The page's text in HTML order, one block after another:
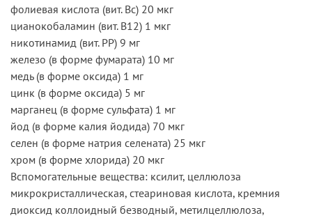
фолиевая кислота (вит. Bc) 20 мкг
цианокобаламин (вит. B12) 1 мкг
никотинамид (вит. PP) 9 мг
железо (в форме фумарата) 10 мг
медь (в форме оксида) 1 мг
цинк (в форме оксида) 5 мг
марганец (в форме сульфата) 1 мг
йод (в форме калия йодида) 70 мкг
селен (в форме натрия селената) 25 мкг
хром (в форме хлорида) 20 мкг
Вспомогательные вещества: ксилит, целлюлоза
микрокристаллическая, стеариновая кислота, кремния
диоксид коллоидный безводный, метилцеллюлоза,